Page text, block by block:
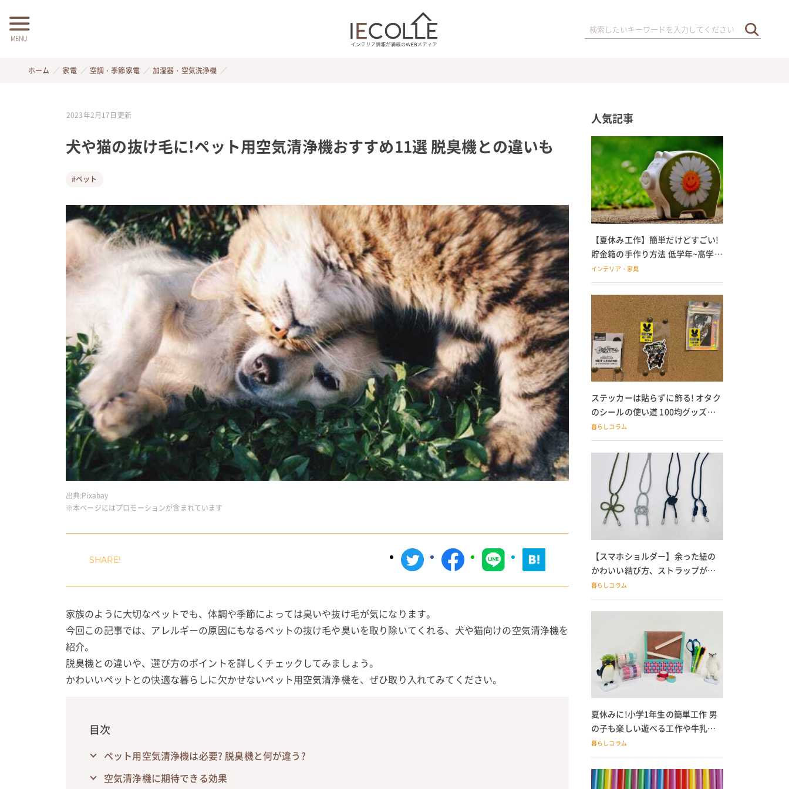
MENU
ホーム 家電 空調・季節家電 加湿器・空気洗浄機
2023年2月17日 更新
犬や猫の抜け毛に!ペット用空気清浄機おすすめ11選 脱臭機との違いも
#ペット
出典:Pixabay
※本ページにはプロモーションが含まれています
家族のように大切なペットでも、体調や季節によっては臭いや抜け毛が気になります。
今回この記事では、アレルギーの原因にもなるペットの抜け毛や臭いを取り除いてくれる、犬や猫向けの空気清浄機を
紹介。
脱臭機との違いや、選び方のポイントを詳しくチェックしてみましょう。
かわいいペットとの快適な暮らしに欠かせないペット用空気清浄機を、ぜひ取り入れてみてください。
目次
ペット用空気清浄機は必要? 脱臭機と何が違う?
空気清浄機に期待できる効果
人気記事
【夏休み工作】簡単だけどすごい!
貯金箱の手作り方法 低学年~高学年
の子どもにも
インテリア・家具
ステッカーは貼らずに飾る! オタク
のシールの使い道 100均グッズで
の飾り方も
暮らしコラム
【スマホショルダー】余った紐の
かわいい結び方、ストラップが落
ちる人必見
暮らしコラム
夏休みに!小学1年生の簡単工作 男
の子も楽しい遊べる工作や牛乳パ
ック貯金箱も
暮らしコラム